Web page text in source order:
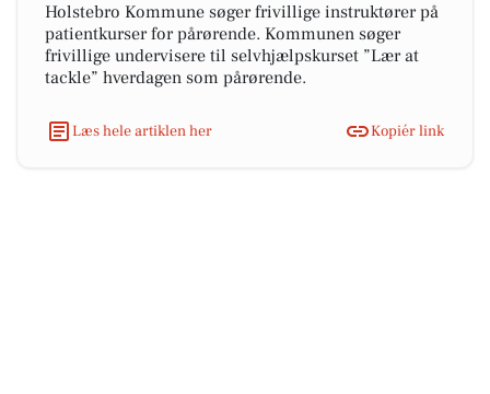
Holstebro Kommune søger frivillige instruktører på
patientkurser for pårørende. Kommunen søger
frivillige undervisere til selvhjælpskurset ”Lær at
tackle” hverdagen som pårørende.
Læs hele artiklen her Kopiér link